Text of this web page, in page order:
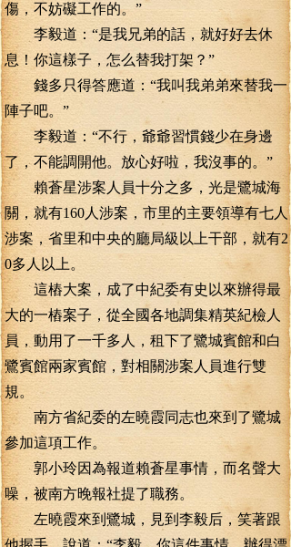
傷，不妨礙工作的。”
李毅道：“是我兄弟的話，就好好去休
息！你這樣子，怎么替我打架？”
錢多只得答應道：“我叫我弟弟來替我一
陣子吧。”
李毅道：“不行，爺爺習慣錢少在身邊
了，不能調開他。放心好啦，我沒事的。”
賴蒼星涉案人員十分之多，光是鷺城海
關，就有160人涉案，市里的主要領導有七人
涉案，省里和中央的廳局級以上干部，就有2
0多人以上。
這樁大案，成了中紀委有史以來辦得最
大的一樁案子，從全國各地調集精英紀檢人
員，動用了一千多人，租下了鷺城賓館和白
鷺賓館兩家賓館，對相關涉案人員進行雙
規。
南方省紀委的左曉霞同志也來到了鷺城
參加這項工作。
郭小玲因為報道賴蒼星事情，而名聲大
噪，被南方晚報社提了職務。
左曉霞來到鷺城，見到李毅后，笑著跟